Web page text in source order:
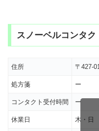
スノーベルコンタク
住所 〒427-
処方箋 ー
コンタクト受付時間 ー
休業日 木・日